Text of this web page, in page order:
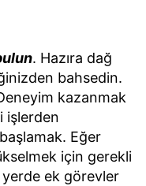
. Hazıra dağ
bahsedin.
kazanmak
işlerden
Eğer
için gerekli
yerde ek görevler